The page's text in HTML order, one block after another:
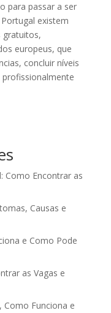
para passar a ser
existem
gratuitos,
europeus, que
concluir níveis
profissionalmente
Como Encontrar as
Causas e
e Como Pode
as Vagas e
Como Funciona e